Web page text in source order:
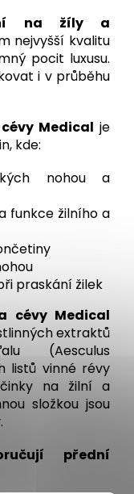
na žíly a
nejvyšší kvalitu
pocit luxusu.
i v průběhu
Medical je
kde:
nohou a
funkce žilního a
praskání žilek
cévy Medical
extraktů
(Aesculus
listů vinné révy
na žilní a
složkou jsou
přední